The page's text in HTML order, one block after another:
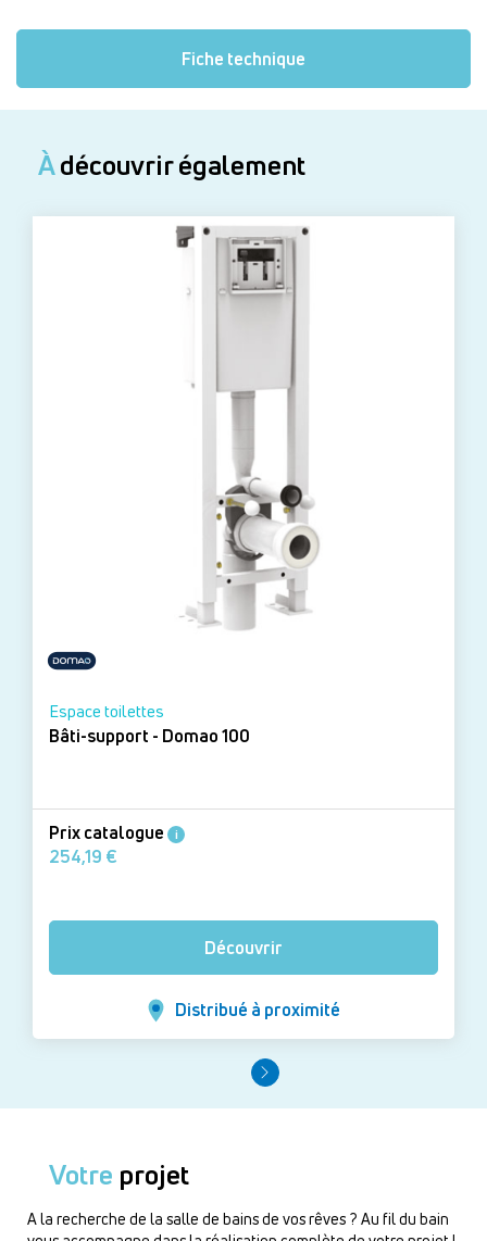
Fiche technique
Àdécouvrir également
Espace toilettes
Bâti-support - Domao 100
Prix catalogue i
254,19 €
Découvrir
Distribué à proximité
Votre projet
A la recherche de la salle de bains de vos rêves ? Au fil du bain